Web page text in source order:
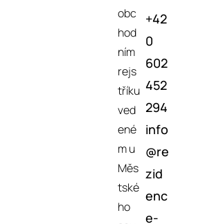
obc
hod
ním
rejs
tříku
ved
ené
m u
Měs
tské
ho
+42
0
602
452
294
info
@re
zid
enc
e-